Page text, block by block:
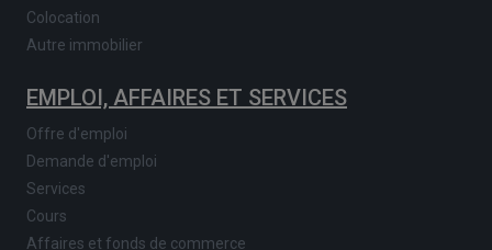
Colocation
Autre immobilier
EMPLOI, AFFAIRES ET SERVICES
Offre d'emploi
Demande d'emploi
Services
Cours
Affaires et fonds de commerce